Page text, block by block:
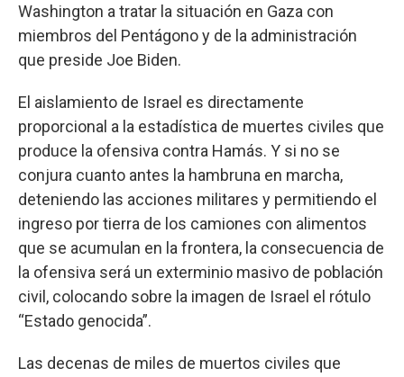
Washington a tratar la situación en Gaza con
miembros del Pentágono y de la administración
que preside Joe Biden.
El aislamiento de Israel es directamente
proporcional a la estadística de muertes civiles que
produce la ofensiva contra Hamás. Y si no se
conjura cuanto antes la hambruna en marcha,
deteniendo las acciones militares y permitiendo el
ingreso por tierra de los camiones con alimentos
que se acumulan en la frontera, la consecuencia de
la ofensiva será un exterminio masivo de población
civil, colocando sobre la imagen de Israel el rótulo
“Estado genocida”.
Las decenas de miles de muertos civiles que